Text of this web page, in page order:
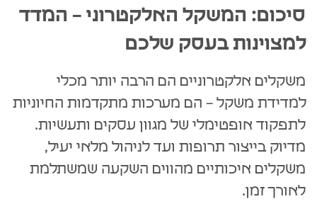
סיכום: המשקל האלקטרוני – המדד
למצוינות בעסק שלכם
משקלים אלקטרוניים הם הרבה יותר מכלי
למדידת משקל – הם מערכות מתקדמות החיוניות
לתפקוד אופטימלי של מגוון עסקים ותעשיות.
מדיוק בייצור תרופות ועד לניהול מלאי יעיל,
משקלים איכותיים מהווים השקעה שמשתלמת
לאורך זמן.